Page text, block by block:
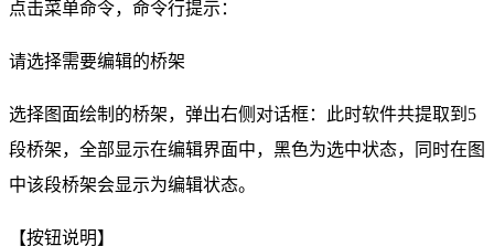
点击菜单命令，命令行提示：
请选择需要编辑的桥架
选择图面绘制的桥架，弹出右侧对话框：此时软件共提取到 5
段桥架，全部显示在编辑界面中，黑色为选中状态，同时在图
中该段桥架会显示为编辑状态。
【按钮说明】